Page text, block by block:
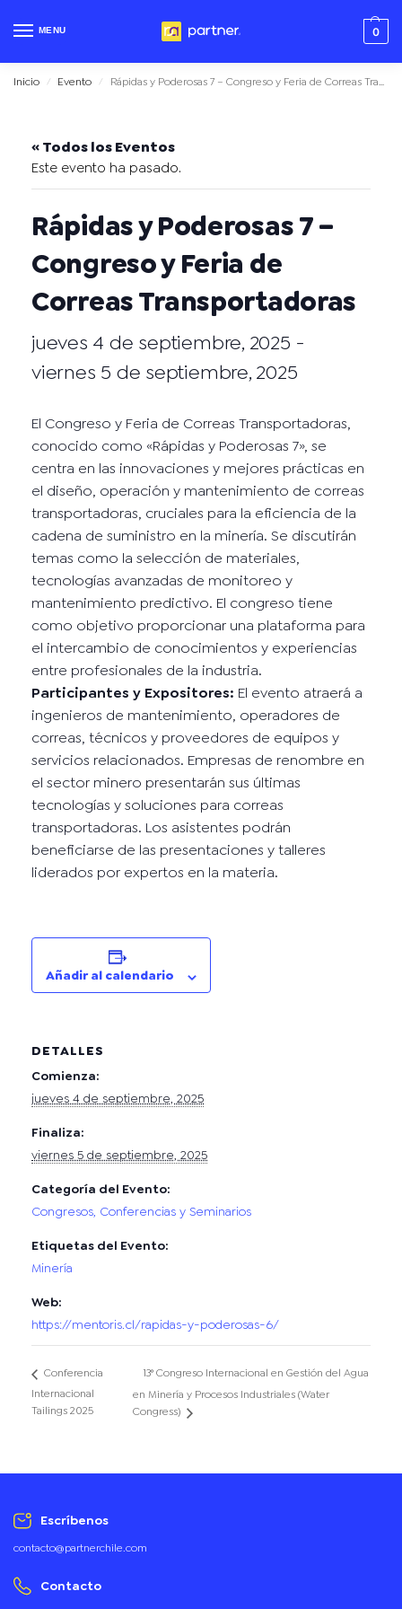
MENU 0
Inicio / Evento / Rápidas y Poderosas 7 – Congreso y Feria de Correas Transportadoras
« Todos los Eventos
Este evento ha pasado.
Rápidas y Poderosas 7 –
Congreso y Feria de
Correas Transportadoras
jueves 4 de septiembre, 2025 -
viernes 5 de septiembre, 2025
El Congreso y Feria de Correas Transportadoras,
conocido como «Rápidas y Poderosas 7», se
centra en las innovaciones y mejores prácticas en
el diseño, operación y mantenimiento de correas
transportadoras, cruciales para la eficiencia de la
cadena de suministro en la minería. Se discutirán
temas como la selección de materiales,
tecnologías avanzadas de monitoreo y
mantenimiento predictivo. El congreso tiene
como objetivo proporcionar una plataforma para
el intercambio de conocimientos y experiencias
entre profesionales de la industria.
Participantes y Expositores: El evento atraerá a
ingenieros de mantenimiento, operadores de
correas, técnicos y proveedores de equipos y
servicios relacionados. Empresas de renombre en
el sector minero presentarán sus últimas
tecnologías y soluciones para correas
transportadoras. Los asistentes podrán
beneficiarse de las presentaciones y talleres
liderados por expertos en la materia.
Añadir al calendario
DETALLES
Comienza:
jueves 4 de septiembre, 2025
Finaliza:
viernes 5 de septiembre, 2025
Categoría del Evento:
Congresos, Conferencias y Seminarios
Etiquetas del Evento:
Minería
Web:
https://mentoris.cl/rapidas-y-poderosas-6/
Conferencia
Internacional
Tailings 2025
13° Congreso Internacional en Gestión del Agua
en Minería y Procesos Industriales (Water
Congress)
Escríbenos
contacto@partnerchile.com
Contacto